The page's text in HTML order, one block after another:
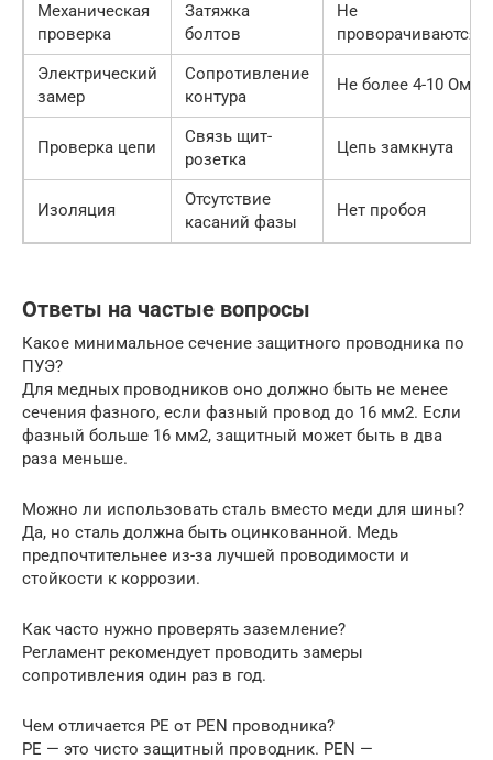
Механическая
проверка
Затяжка
болтов
Не
проворачиваются
Электрический
замер
Сопротивление
контура
Не более 4-10 Ом
Проверка цепи
Связь щит-
розетка
Цепь замкнута
Изоляция
Отсутствие
касаний фазы
Нет пробоя
Ответы на частые вопросы
Какое минимальное сечение защитного проводника по
ПУЭ?
Для медных проводников оно должно быть не менее
сечения фазного, если фазный провод до 16 мм2. Если
фазный больше 16 мм2, защитный может быть в два
раза меньше.
Можно ли использовать сталь вместо меди для шины?
Да, но сталь должна быть оцинкованной. Медь
предпочтительнее из-за лучшей проводимости и
стойкости к коррозии.
Как часто нужно проверять заземление?
Регламент рекомендует проводить замеры
сопротивления один раз в год.
Чем отличается PE от PEN проводника?
PE — это чисто защитный проводник. PEN —